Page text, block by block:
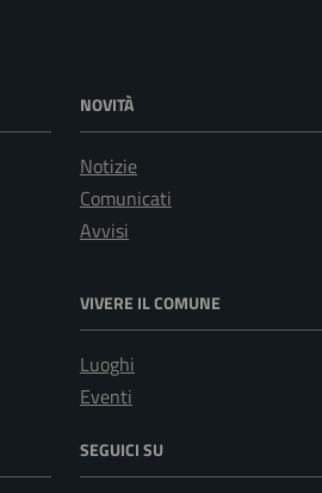
NOVITÀ
Notizie
Comunicati
Avvisi
VIVERE IL COMUNE
Luoghi
Eventi
SEGUICI SU